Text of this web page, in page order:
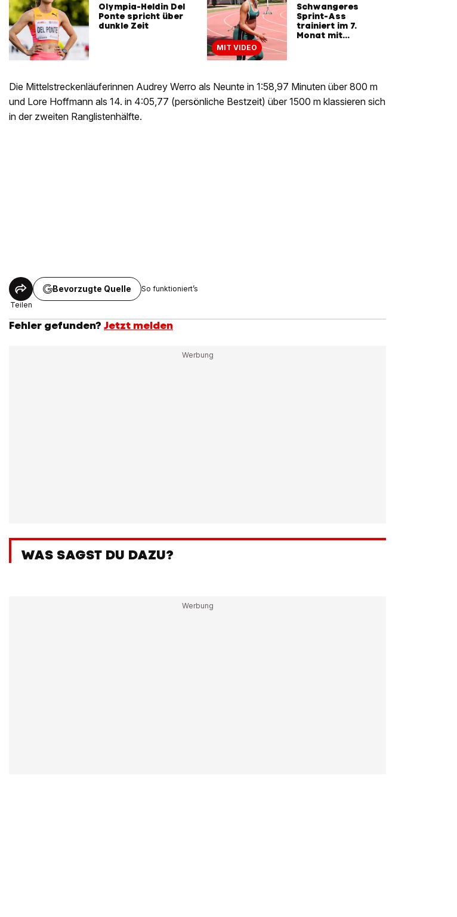
Olympia-Heldin Del
Ponte spricht über
dunkle Zeit
MIT VIDEO
Schwangeres
Sprint-Ass
trainiert im 7.
Monat mit
Die Mittelstreckenläuferinnen Audrey Werro als Neunte in 1:58,97 Minuten über 800 m
und Lore Hoffmann als 14. in 4:05,77 (persönliche Bestzeit) über 1500 m klassieren sich
in der zweiten Ranglistenhälfte.
Teilen
Bevorzugte Quelle So funktioniert’s
Fehler gefunden? Jetzt melden
WAS SAGST DU DAZU?